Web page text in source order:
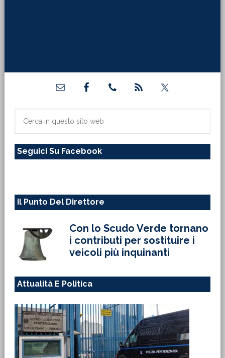
primaria
sito
Seguici Su Facebook
Il Punto Del Direttore
Con lo Scudo Verde tornano
i contributi per sostituire i
veicoli più inquinanti
Attualità E Politica